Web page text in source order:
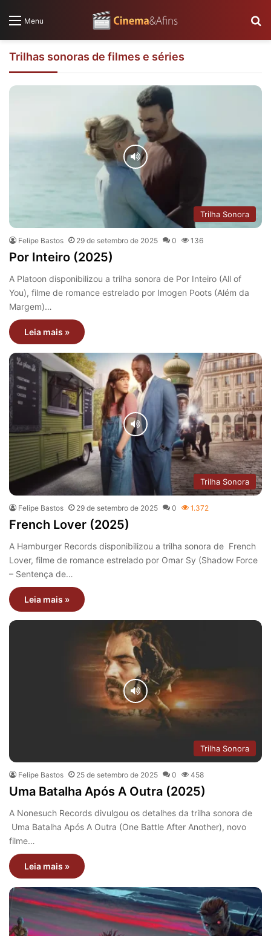
Menu
Trilhas sonoras de filmes e séries
Trilha Sonora
Felipe Bastos 29 de setembro de 2025 0 136
Por Inteiro (2025)
A Platoon disponibilizou a trilha sonora de Por Inteiro (All of
You), filme de romance estrelado por Imogen Poots (Além da
Margem)…
Leia mais »
Trilha Sonora
Felipe Bastos 29 de setembro de 2025 0 1.372
French Lover (2025)
A Hamburger Records disponibilizou a trilha sonora de French
Lover, filme de romance estrelado por Omar Sy (Shadow Force
– Sentença de…
Leia mais »
Trilha Sonora
Felipe Bastos 25 de setembro de 2025 0 458
Uma Batalha Após A Outra (2025)
A Nonesuch Records divulgou os detalhes da trilha sonora de
Uma Batalha Após A Outra (One Battle After Another), novo
filme…
Leia mais »